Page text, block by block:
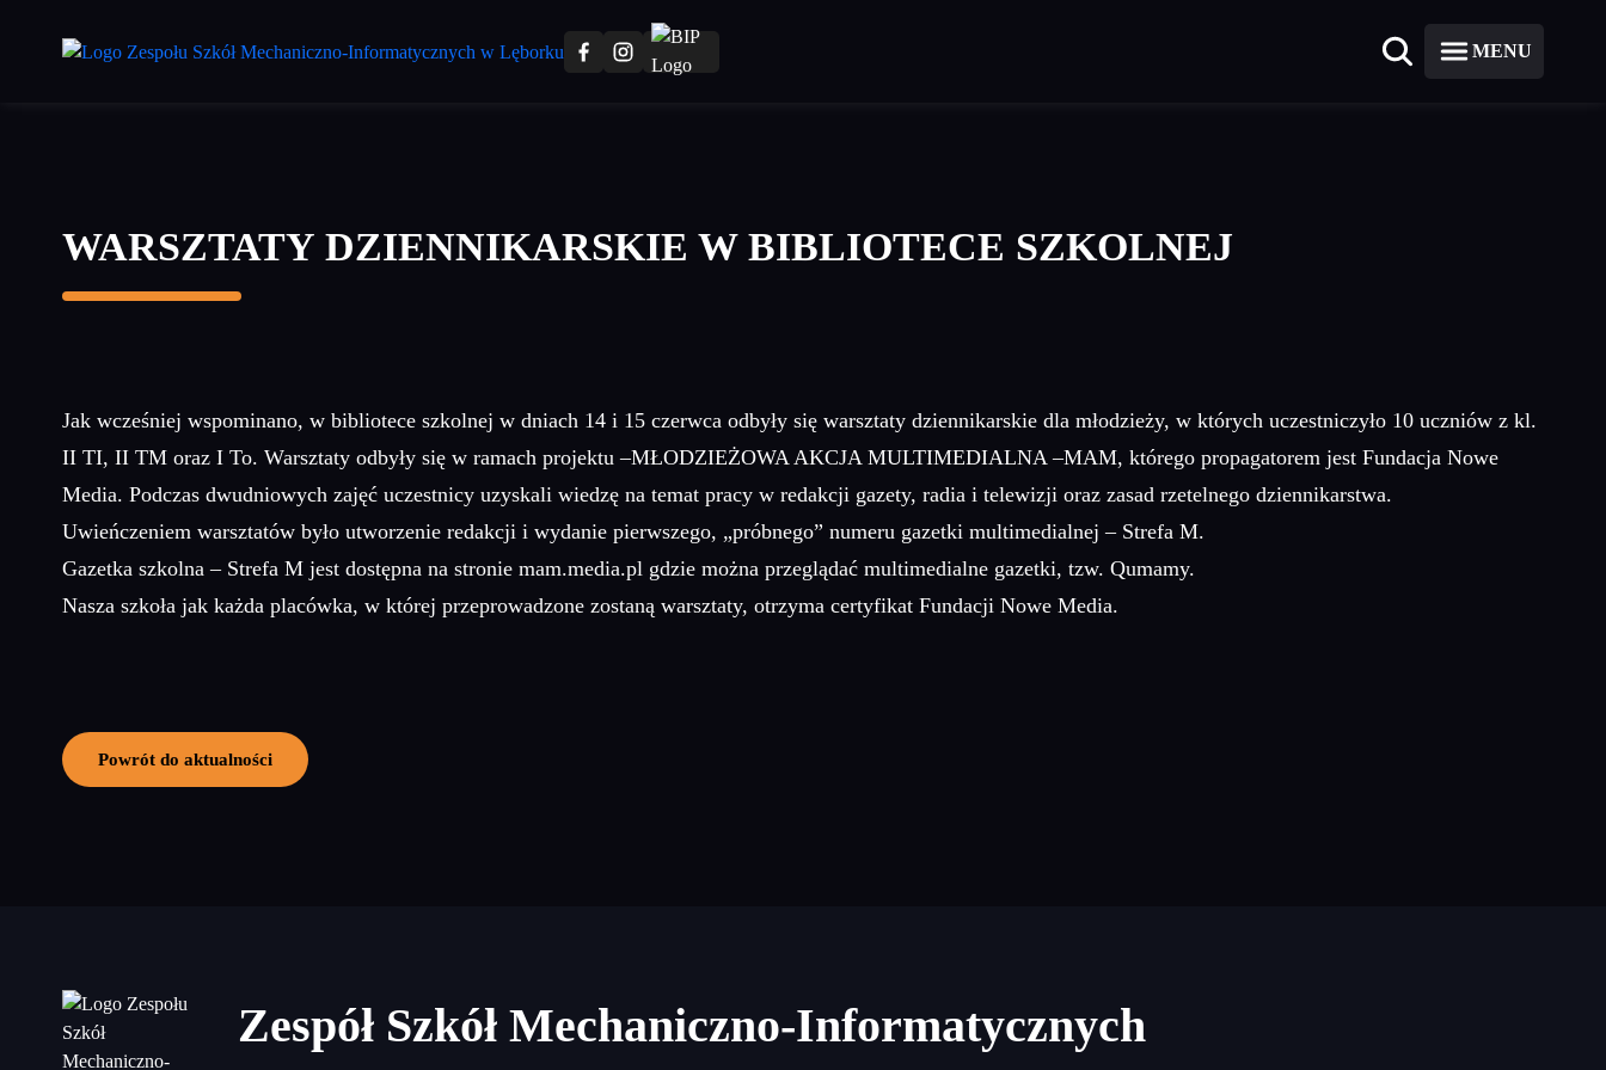
MENU
WARSZTATY DZIENNIKARSKIE W BIBLIOTECE SZKOLNEJ
Jak wcześniej wspominano, w bibliotece szkolnej w dniach 14 i 15 czerwca odbyły się warsztaty dziennikarskie dla młodzieży, w których uczestniczyło 10 uczniów z kl.
II TI, II TM oraz I To. Warsztaty odbyły się w ramach projektu –MŁODZIEŻOWA AKCJA MULTIMEDIALNA –MAM, którego propagatorem jest Fundacja Nowe
Media. Podczas dwudniowych zajęć uczestnicy uzyskali wiedzę na temat pracy w redakcji gazety, radia i telewizji oraz zasad rzetelnego dziennikarstwa.
Uwieńczeniem warsztatów było utworzenie redakcji i wydanie pierwszego, „próbnego” numeru gazetki multimedialnej – Strefa M.
Gazetka szkolna – Strefa M jest dostępna na stronie mam.media.pl gdzie można przeglądać multimedialne gazetki, tzw. Qumamy.
Nasza szkoła jak każda placówka, w której przeprowadzone zostaną warsztaty, otrzyma certyfikat Fundacji Nowe Media.
Powrót do aktualności
Zespół Szkół Mechaniczno-Informatycznych